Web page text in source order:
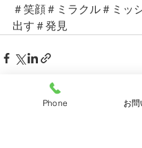
＃笑顔＃ミラクル＃ミッ
出す＃発見
Phone お